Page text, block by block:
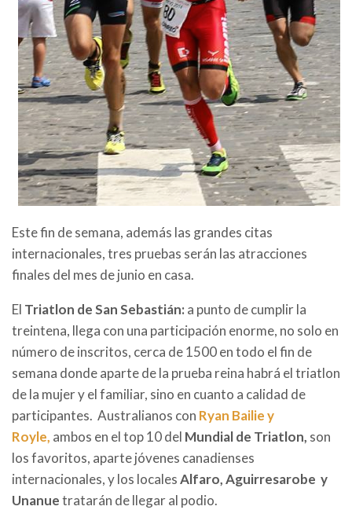
Este fin de semana, además las grandes citas
internacionales, tres pruebas serán las atracciones
finales del mes de junio en casa.
El Triatlon de San Sebastián: a punto de cumplir la
treintena, llega con una participación enorme, no solo en
número de inscritos, cerca de 1500 en todo el fin de
semana donde aparte de la prueba reina habrá el triatlon
de la mujer y el familiar, sino en cuanto a calidad de
participantes. Australianos con Ryan Bailie y
Royle, ambos en el top 10 del Mundial de Triatlon, son
los favoritos, aparte jóvenes canadienses
internacionales, y los localesAlfaro, Aguirresarobe y
Unanuetratarán de llegar al podio.